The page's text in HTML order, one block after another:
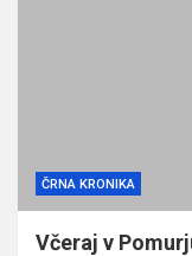
ČRNA KRONIKA
Včeraj v